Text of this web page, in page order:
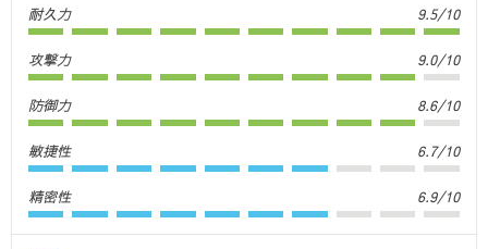
耐久力 9.5/10
攻撃力 9.0/10
防御力 8.6/10
敏捷性 6.7/10
精密性 6.9/10